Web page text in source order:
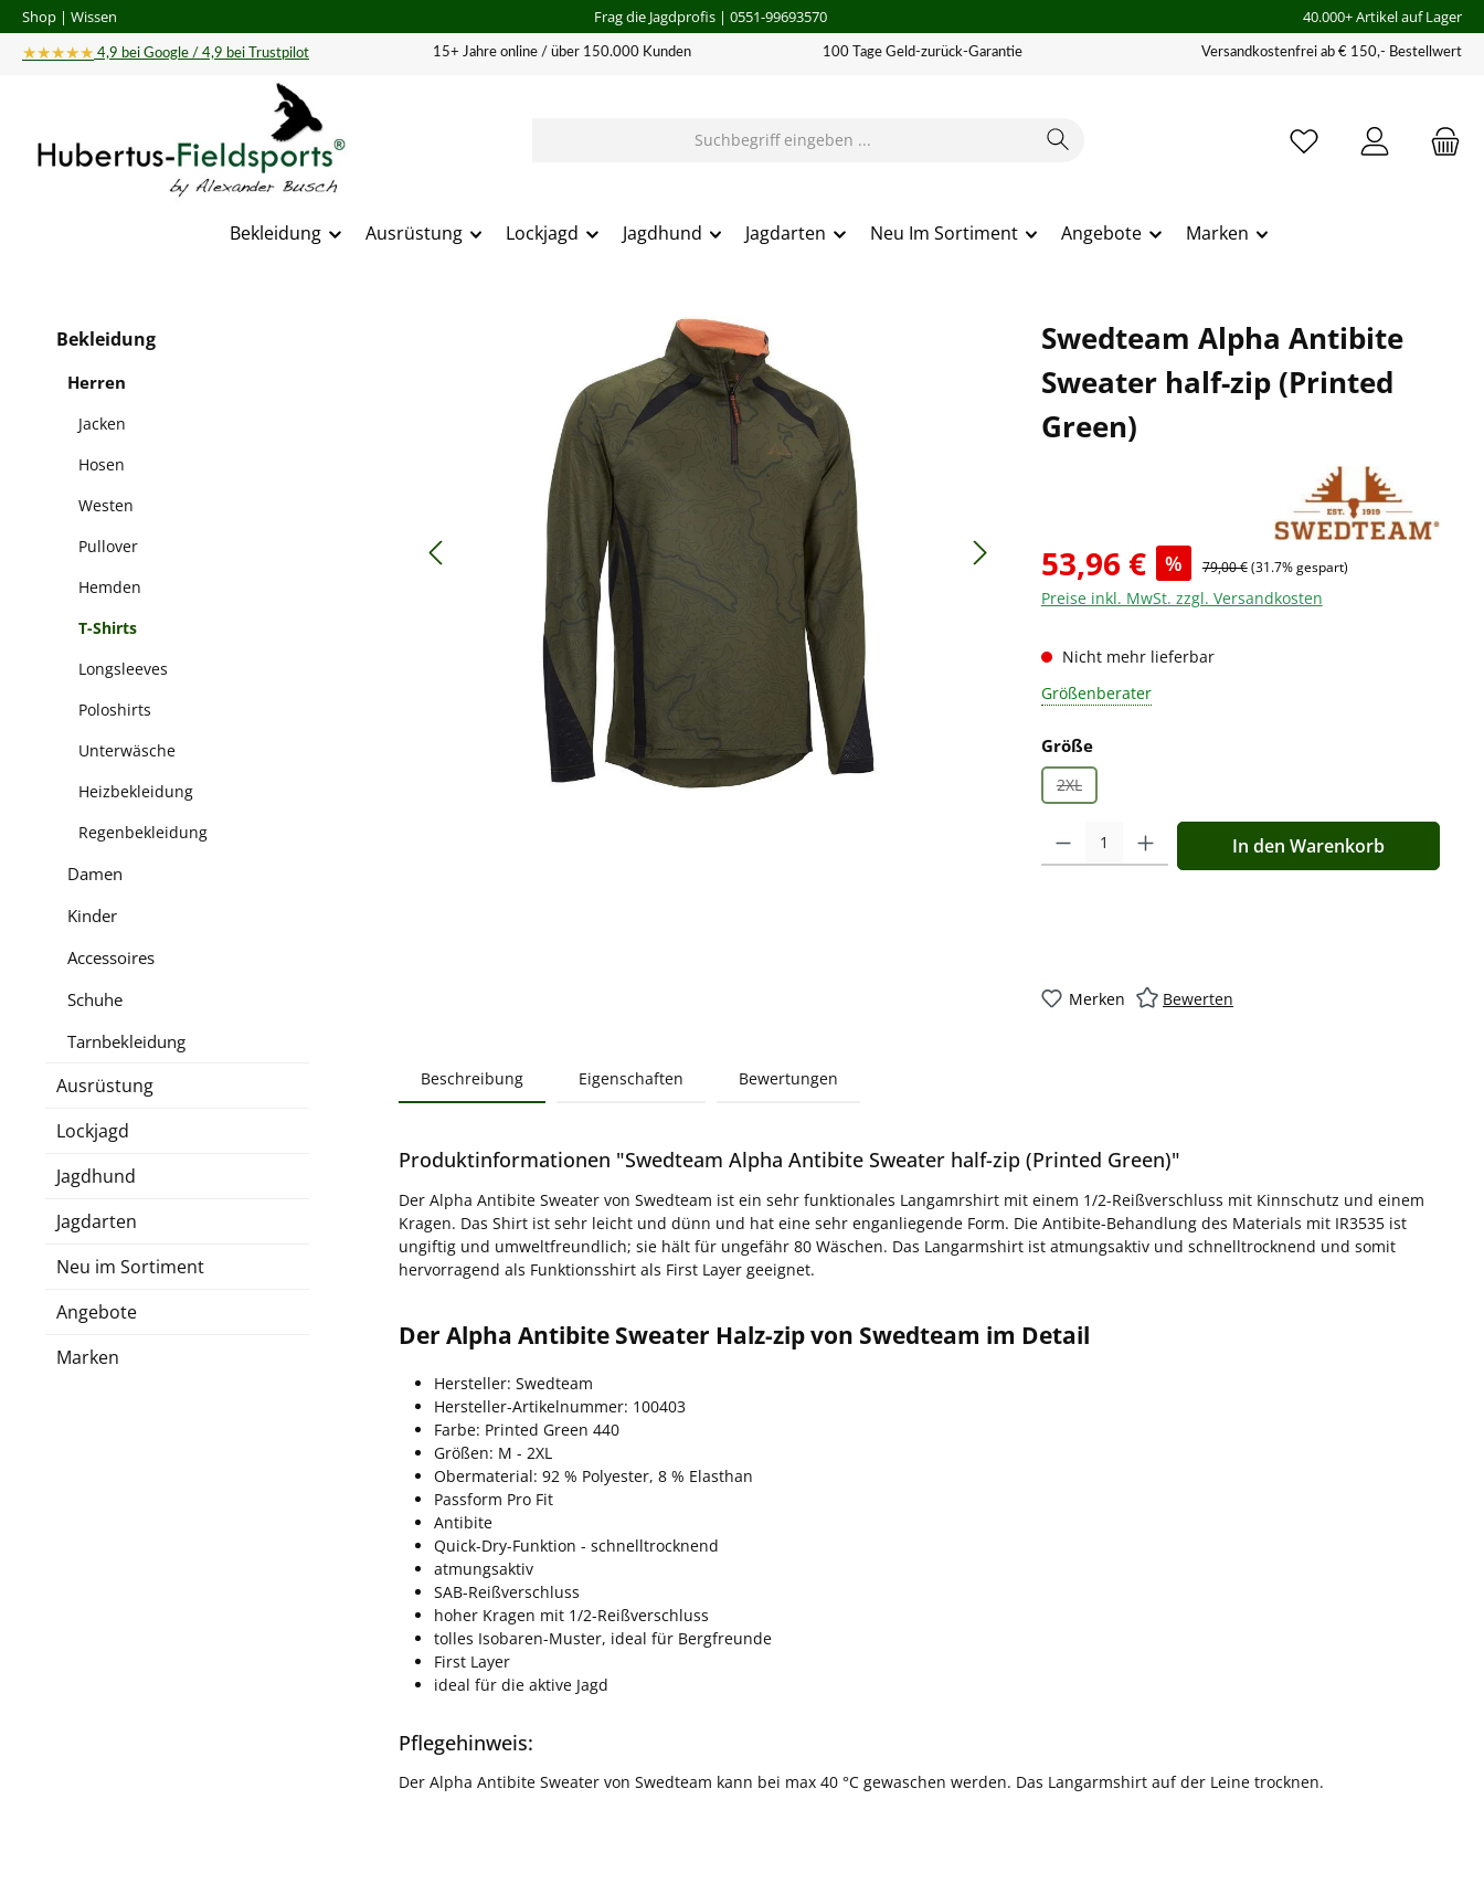
Hauptinhalt springen
Zur Suche springen
Zur Hauptnavigation springen
Shop | Wissen Frag die Jagdprofis| 0551-99693570 40.000+ Artikel auf Lager
★★★★★ 4,9 bei Google / 4,9 bei Trustpilot 15+ Jahre online / über 150.000 Kunden 100 Tage Geld-zurück-Garantie Versandkostenfrei ab € 150,- Bestellwert
Bekleidung Ausrüstung Lockjagd Jagdhund Jagdarten Neu Im Sortiment Angebote Marken
Bekleidung
Herren
Jacken
Hosen
Westen
Pullover
Hemden
T-Shirts
Longsleeves
Poloshirts
Unterwäsche
Heizbekleidung
Regenbekleidung
Damen
Kinder
Accessoires
Schuhe
Tarnbekleidung
Ausrüstung
Lockjagd
Jagdhund
Jagdarten
Neu im Sortiment
Angebote
Marken
Swedteam Alpha Antibite
Sweater half-zip (Printed
Green)
53,96 € % 79,00 €(31.7% gespart)
Preise inkl. MwSt. zzgl. Versandkosten
Nicht mehr lieferbar
Größenberater
Größeauswählen
2XL
(Diese Option ist zurzeit nicht verfügbar.)
Produkt Anzahl: Gib den gewünschten Wert ein oder
In den Warenkorb
Merken Bewerten
Beschreibung Eigenschaften Bewertungen
Produktinformationen "Swedteam Alpha Antibite Sweater half-zip (Printed Green)"
Der Alpha Antibite Sweater von Swedteam ist ein sehr funktionales Langamrshirt mit einem 1/2-Reißverschluss mit Kinnschutz und einem
Kragen. Das Shirt ist sehr leicht und dünn und hat eine sehr enganliegende Form. Die Antibite-Behandlung des Materials mit IR3535 ist
ungiftig und umweltfreundlich; sie hält für ungefähr 80 Wäschen. Das Langarmshirt ist atmungsaktiv und schnelltrocknend und somit
hervorragend als Funktionsshirt als First Layer geeignet.
Der Alpha Antibite Sweater Halz-zip von Swedteam im Detail
Hersteller: Swedteam
Hersteller-Artikelnummer: 100403
Farbe: Printed Green 440
Größen: M - 2XL
Obermaterial: 92 % Polyester, 8 % Elasthan
Passform Pro Fit
Antibite
Quick-Dry-Funktion - schnelltrocknend
atmungsaktiv
SAB-Reißverschluss
hoher Kragen mit 1/2-Reißverschluss
tolles Isobaren-Muster, ideal für Bergfreunde
First Layer
ideal für die aktive Jagd
Pflegehinweis:
Der Alpha Antibite Sweater von Swedteam kann bei max 40 °C gewaschen werden. Das Langarmshirt auf der Leine trocknen.